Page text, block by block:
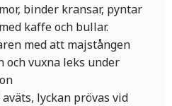
binder kransar, pyntar
kaffe och bullar.
med att majstången
vuxna leks under
lyckan prövas vid